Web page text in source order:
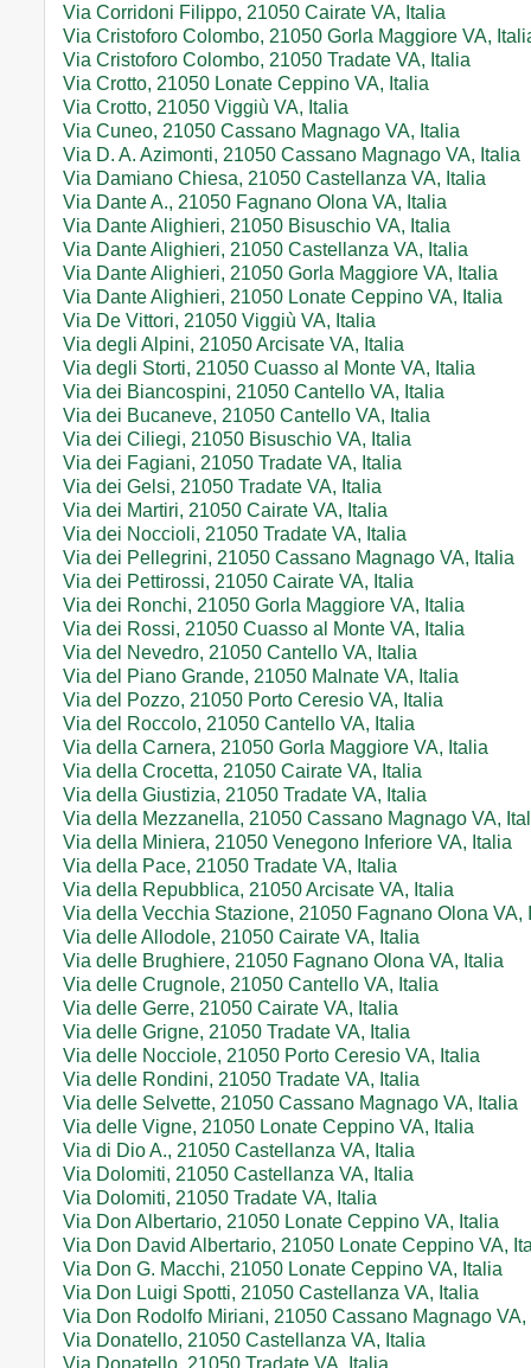
Via Corridoni Filippo, 21050 Cairate VA, Italia
Via Cristoforo Colombo, 21050 Gorla Maggiore VA,
Via Cristoforo Colombo, 21050 Tradate VA, Italia
Via Crotto, 21050 Lonate Ceppino VA, Italia
Via Crotto, 21050 Viggiù VA, Italia
Via Cuneo, 21050 Cassano Magnago VA, Italia
Via D. A. Azimonti, 21050 Cassano Magnago VA, Italia
Via Damiano Chiesa, 21050 Castellanza VA, Italia
Via Dante A., 21050 Fagnano Olona VA, Italia
Via Dante Alighieri, 21050 Bisuschio VA, Italia
Via Dante Alighieri, 21050 Castellanza VA, Italia
Via Dante Alighieri, 21050 Gorla Maggiore VA, Italia
Via Dante Alighieri, 21050 Lonate Ceppino VA, Italia
Via De Vittori, 21050 Viggiù VA, Italia
Via degli Alpini, 21050 Arcisate VA, Italia
Via degli Storti, 21050 Cuasso al Monte VA, Italia
Via dei Biancospini, 21050 Cantello VA, Italia
Via dei Bucaneve, 21050 Cantello VA, Italia
Via dei Ciliegi, 21050 Bisuschio VA, Italia
Via dei Fagiani, 21050 Tradate VA, Italia
Via dei Gelsi, 21050 Tradate VA, Italia
Via dei Martiri, 21050 Cairate VA, Italia
Via dei Noccioli, 21050 Tradate VA, Italia
Via dei Pellegrini, 21050 Cassano Magnago VA, Italia
Via dei Pettirossi, 21050 Cairate VA, Italia
Via dei Ronchi, 21050 Gorla Maggiore VA, Italia
Via dei Rossi, 21050 Cuasso al Monte VA, Italia
Via del Nevedro, 21050 Cantello VA, Italia
Via del Piano Grande, 21050 Malnate VA, Italia
Via del Pozzo, 21050 Porto Ceresio VA, Italia
Via del Roccolo, 21050 Cantello VA, Italia
Via della Carnera, 21050 Gorla Maggiore VA, Italia
Via della Crocetta, 21050 Cairate VA, Italia
Via della Giustizia, 21050 Tradate VA, Italia
Via della Mezzanella, 21050 Cassano Magnago VA,
Via della Miniera, 21050 Venegono Inferiore VA, Italia
Via della Pace, 21050 Tradate VA, Italia
Via della Repubblica, 21050 Arcisate VA, Italia
Via della Vecchia Stazione, 21050 Fagnano Olona VA,
Via delle Allodole, 21050 Cairate VA, Italia
Via delle Brughiere, 21050 Fagnano Olona VA, Italia
Via delle Crugnole, 21050 Cantello VA, Italia
Via delle Gerre, 21050 Cairate VA, Italia
Via delle Grigne, 21050 Tradate VA, Italia
Via delle Nocciole, 21050 Porto Ceresio VA, Italia
Via delle Rondini, 21050 Tradate VA, Italia
Via delle Selvette, 21050 Cassano Magnago VA, Italia
Via delle Vigne, 21050 Lonate Ceppino VA, Italia
Via di Dio A., 21050 Castellanza VA, Italia
Via Dolomiti, 21050 Castellanza VA, Italia
Via Dolomiti, 21050 Tradate VA, Italia
Via Don Albertario, 21050 Lonate Ceppino VA, Italia
Via Don David Albertario, 21050 Lonate Ceppino VA,
Via Don G. Macchi, 21050 Lonate Ceppino VA, Italia
Via Don Luigi Spotti, 21050 Castellanza VA, Italia
Via Don Rodolfo Miriani, 21050 Cassano Magnago VA,
Via Donatello, 21050 Castellanza VA, Italia
Via Donatello, 21050 Tradate VA, Italia